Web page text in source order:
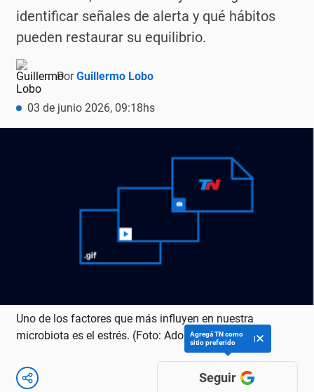
identificar señales de alerta y qué hábitos
pueden restaurar su equilibrio.
PorGuillermo Lobo
03 de junio 2026, 09:18hs
Uno de los factores que más influyen en nuestra
microbiota es el estrés. (Foto: Adobe Stock)
Seguir
Agregá TN como
sitio preferido